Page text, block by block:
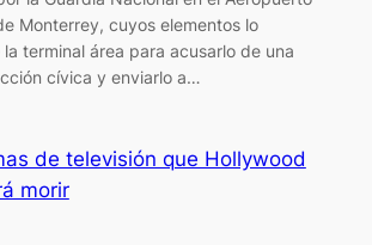
Monterrey, cuyos elementos lo
terminal área para acusarlo de una
cívica y enviarlo a…